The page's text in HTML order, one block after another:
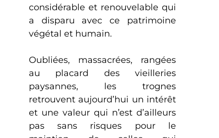
considérable et renouvelable qui
a disparu avec ce patrimoine
végétal et humain.
Oubliées, massacrées, rangées
au placard des vieilleries
paysannes, les trognes
retrouvent aujourd’hui un intérêt
et une valeur qui n’est d’ailleurs
pas sans risques pour le